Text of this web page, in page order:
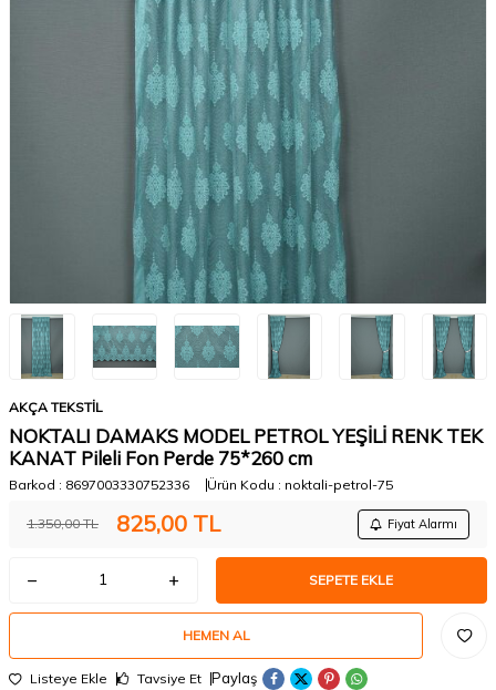
AKÇA TEKSTİL
NOKTALI DAMAKS MODEL PETROL YEŞİLİ RENK TEK
KANAT Pileli Fon Perde 75*260 cm
Barkod : 8697003330752336 Ürün Kodu : noktali-petrol-75
1.350,00TL 825,00 TL Fiyat Alarmı
SEPETE EKLE
HEMEN AL
Listeye Ekle Tavsiye Et Paylaş